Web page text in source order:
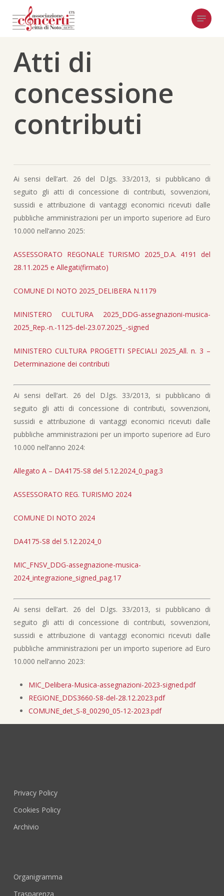
main
Menu
Atti di
concessione
contributi
Ai sensi dell’art. 26 del D.lgs. 33/2013, si pubblicano di
seguito gli atti di concessione di contributi, sovvenzioni,
sussidi e attribuzione di vantaggi economici ricevuti dalle
pubbliche amministrazioni per un importo superiore ad Euro
10.000 nell’anno 2025:
ASSESSORATO REGONALE TURISMO 2025_D.A. 4191 del
28.11.2025 e Allegati(firmato)
COMUNE DI NOTO 2025_DELIBERA N.1179
MINISTERO CULTURA 2025_DDG-assegnazioni-musica-
2025_Rep.-n.-1125-del-23.07.2025_-signed
MINISTERO CULTURA PROGETTI SPECIALI 2025_All. n. 3 –
Determinazione dei contributi
Ai sensi dell’art. 26 del D.lgs. 33/2013, si pubblicano di
seguito gli atti di concessione di contributi, sovvenzioni,
sussidi e attribuzione di vantaggi economici ricevuti dalle
pubbliche amministrazioni per un importo superiore ad Euro
10.000 nell’anno 2024:
Allegato A – DA4175-S8 del 5.12.2024_0_pag.3
ASSESSORATO REG. TURISMO 2024
COMUNE DI NOTO 2024
DA4175-S8 del 5.12.2024_0
MIC_FNSV_DDG-assegnazione-musica-
2024_integrazione_signed_pag.17
Ai sensi dell’art. 26 del D.lgs. 33/2013, si pubblicano di
seguito gli atti di concessione di contributi, sovvenzioni,
sussidi e attribuzione di vantaggi economici ricevuti dalle
pubbliche amministrazioni per un importo superiore ad Euro
10.000 nell’anno 2023:
MIC_Delibera-Musica-assegnazioni-2023-signed.pdf
REGIONE_DDS3660-S8-del-28.12.2023.pdf
COMUNE_det_S-8_00290_05-12-2023.pdf
Privacy Policy
Cookies Policy
Archivio
Organigramma
Trasparenza